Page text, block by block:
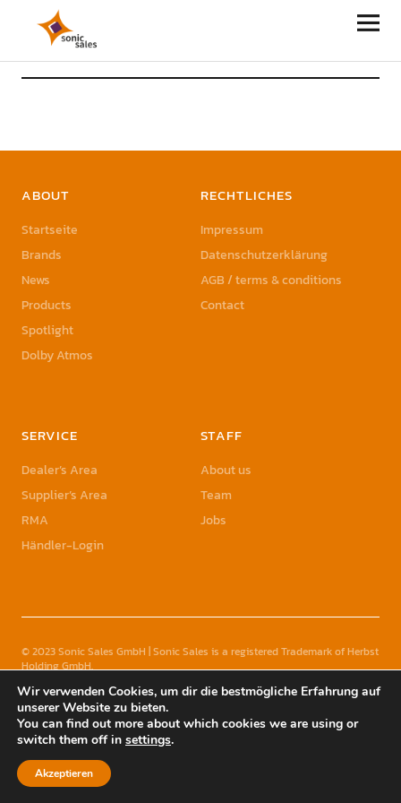
Sonic Sales
ABOUT
Startseite
Brands
News
Products
Spotlight
Dolby Atmos
RECHTLICHES
Impressum
Datenschutzerklärung
AGB / terms & conditions
Contact
SERVICE
Dealer’s Area
Supplier’s Area
RMA
Händler-Login
STAFF
About us
Team
Jobs
© 2023 Sonic Sales GmbH | Sonic Sales is a registered Trademark of Herbst
Holding GmbH
YouTube
Wir verwenden Cookies, um dir die bestmögliche Erfahrung auf
unserer Website zu bieten.
You can find out more about which cookies we are using or
switch them off in settings.
Akzeptieren